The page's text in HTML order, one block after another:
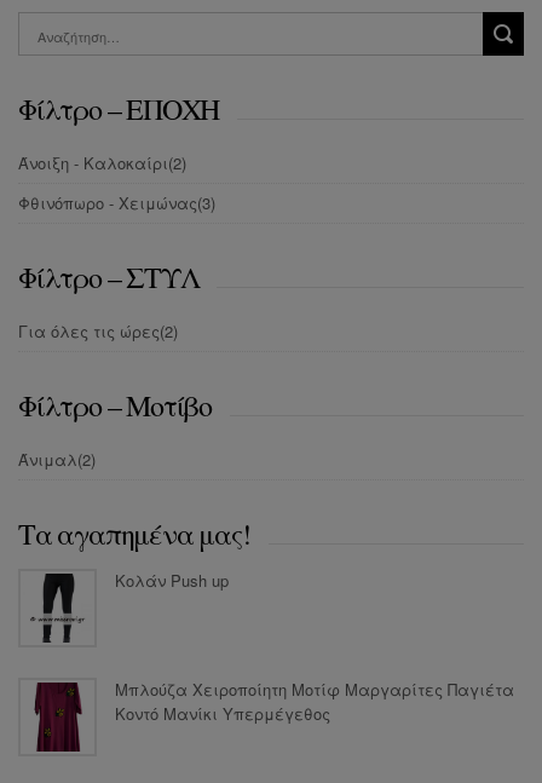
Φίλτρο – ΕΠΟΧΗ
Άνοιξη - Καλοκαίρι(2)
Φθινόπωρο - Χειμώνας(3)
Φίλτρο – ΣΤΥΛ
Για όλες τις ώρες(2)
Φίλτρο – Μοτίβο
Άνιμαλ(2)
Τα αγαπημένα μας!
Κολάν Push up
Μπλούζα Χειροποίητη Μοτίφ Μαργαρίτες Παγιέτα
Κοντό Μανίκι Υπερμέγεθος